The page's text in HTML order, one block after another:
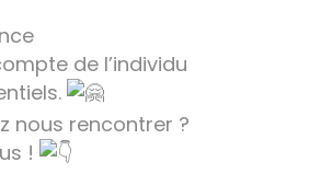
de l’individu
nous rencontrer ?
!